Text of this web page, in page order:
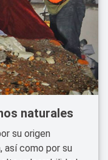
naturales
su origen
así como por su